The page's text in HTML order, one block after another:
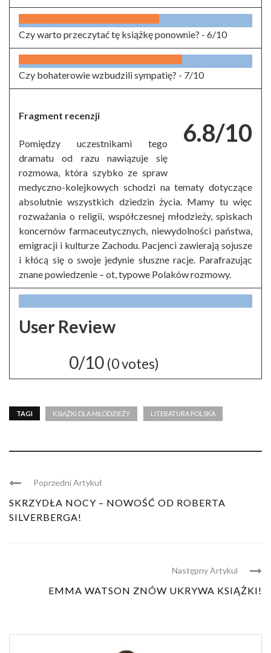
Czy warto przeczytać tę książkę ponownie? - 6/10
Czy bohaterowie wzbudzili sympatię? - 7/10
6.8/10
Fragment recenzji
Pomiędzy uczestnikami tego
dramatu od razu nawiązuje się
rozmowa, która szybko ze spraw
medyczno-kolejkowych schodzi na tematy dotyczące
absolutnie wszystkich dziedzin życia. Mamy tu więc
rozważania o religii, współczesnej młodzieży, spiskach
koncernów farmaceutycznych, niewydolności państwa,
emigracji i kulturze Zachodu. Pacjenci zawierają sojusze
i kłócą się o swoje jedynie słuszne racje. Parafrazując
znane powiedzenie – ot, typowe Polaków rozmowy.
User Review
0/10 (0votes)
TAGI KSIĄŻKI DLA MŁODZIEŻY LITERATURA POLSKA
Poprzedni Artykuł
SKRZYDŁA NOCY – NOWOŚĆ OD ROBERTA
SILVERBERGA!
Następny Artykul
EMMA WATSON ZNÓW UKRYWA KSIĄŻKI!